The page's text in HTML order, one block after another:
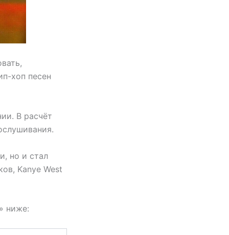
хоп песен
В расчёт
но и стал
Kanye West
ниже: